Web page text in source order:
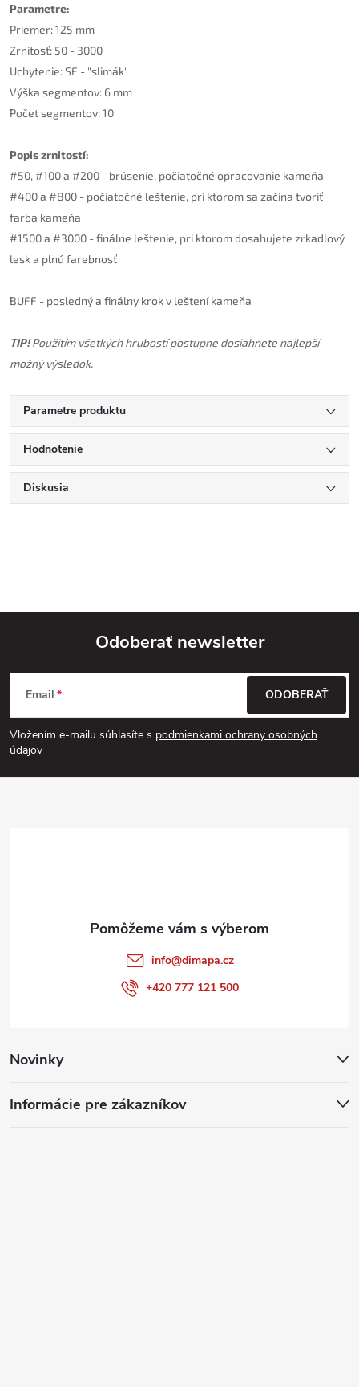
Parametre:
Priemer: 125 mm
Zrnitosť: 50 - 3000
Uchytenie: SF - "slimák"
Výška segmentov: 6 mm
Počet segmentov: 10
Popis zrnitostí:
#50, #100 a #200 - brúsenie, počiatočné opracovanie kameňa
#400 a #800 - počiatočné leštenie, pri ktorom sa začína tvoriť
farba kameňa
#1500 a #3000 - finálne leštenie, pri ktorom dosahujete zrkadlový
lesk a plnú farebnosť
BUFF - posledný a finálny krok v leštení kameňa
TIP!Použitím všetkých hrubostí postupne dosiahnete najlepší
možný výsledok.
Parametre produktu
Hodnotenie
Diskusia
Z
á
p
Odoberať newsletter
Email
Vložením e-mailu súhlasíte s podmienkami ochrany osobných
údajov
ODOBERAŤ
Novinky
Informácie pre zákazníkov
info@dimapa.cz
+420 777 121 500